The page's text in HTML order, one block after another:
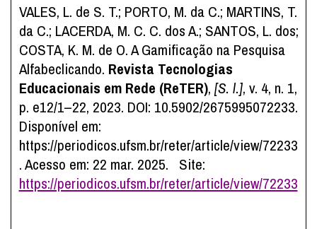
VALES, L. de S. T.; PORTO, M. da C.; MARTINS, T.
da C.; LACERDA, M. C. C. dos A.; SANTOS, L. dos;
COSTA, K. M. de O. A Gamificação na Pesquisa
Alfabeclicando. Revista Tecnologias
Educacionais em Rede (ReTER), [S. l.], v. 4, n. 1,
p. e12/1–22, 2023. DOI: 10.5902/2675995072233.
Disponível em:
https://periodicos.ufsm.br/reter/article/view/72233
. Acesso em: 22 mar. 2025. Site:
https://periodicos.ufsm.br/reter/article/view/72233